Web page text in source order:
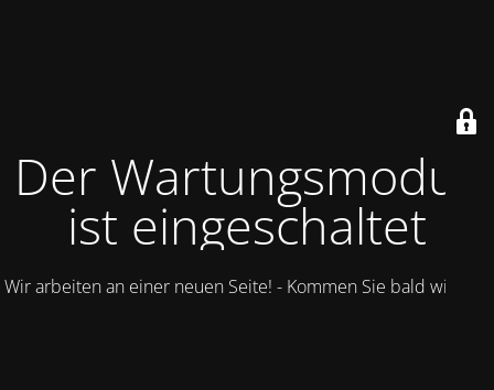
Der Wartungsmodus
ist eingeschaltet
Wir arbeiten an einer neuen Seite! - Kommen Sie bald wieder.